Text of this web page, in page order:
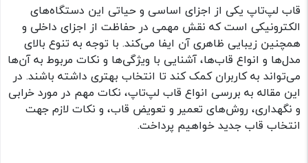
قاب لپ‌تاپ یکی از اجزای اساسی و حیاتی این دستگاه‌های
الکترونیکی است که نقش مهمی در حفاظت از اجزای داخلی و
همچنین زیبایی ظاهری آن ایفا می‌کند. با توجه به تنوع بالای
مدل‌ها و انواع قاب‌ها، آشنایی با ویژگی‌ها و نکات مربوط به آن‌ها
می‌تواند به کاربران کمک کند تا انتخاب بهتری داشته باشند. در
این مقاله به بررسی انواع قاب لپ‌تاپ، نکات مهم در مورد خرابی
و نگهداری، روش‌های تعمیر و تعویض قاب، و نکات لازم جهت
انتخاب قاب جدید خواهیم پرداخت.